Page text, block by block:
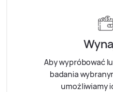
Aby wypróbować
badania
umożliwiamy